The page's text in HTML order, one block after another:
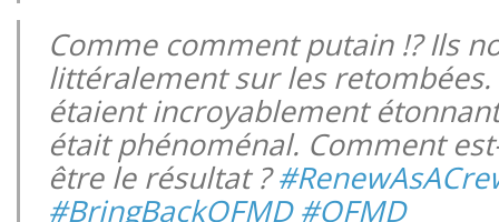
Comme comment putain !? Ils
littéralement sur les
étaient incroyablement
était phénoménal. Comment
être le résultat ?
#BringBackOFMD #OFMD